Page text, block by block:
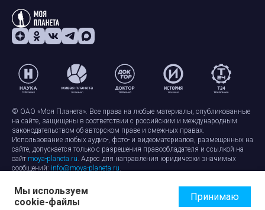
© ОАО «Моя Планета». Все права на любые материалы, опубликованные
на сайте, защищены в соответствии с российским и международным
законодательством об авторском праве и смежных правах.
Использование любых аудио-, фото- и видеоматериалов, размещенных на
сайте, допускается только с разрешения правообладателя и ссылкой на
сайт moya-planeta.ru. Адрес для направления юридически значимых
сообщений: info@moya-planeta.ru.
Правила сайтаРабота с cookie-файлами
Защита персональных данных
Обработка персональных данных
Мы используем
cookie-файлы
Принимаю